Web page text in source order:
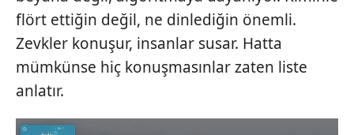
flört ettiğin değil, ne dinlediğin önemli.
Zevkler konuşur, insanlar susar. Hatta
mümkünse hiç konuşmasınlar zaten liste
anlatır.